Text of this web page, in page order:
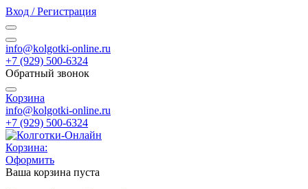
Вход / Регистрация
info@kolgotki-online.ru
+7 (929) 500-6324
Обратный звонок
Корзина
info@kolgotki-online.ru
+7 (929) 500-6324
Корзина:
Оформить
Ваша корзина пуста